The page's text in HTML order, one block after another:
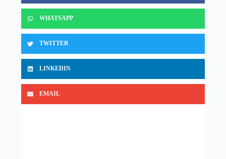
WHATSAPP
TWITTER
LINKEDIN
EMAIL